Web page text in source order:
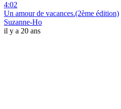
4:02
Un amour de vacances.(2ème édition)
Suzanne-Ho
il y a 20 ans